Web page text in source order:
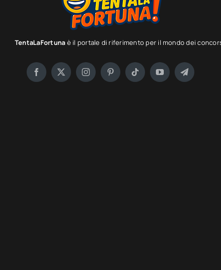
TentaLaFortuna è il portale di riferimento per il mondo dei